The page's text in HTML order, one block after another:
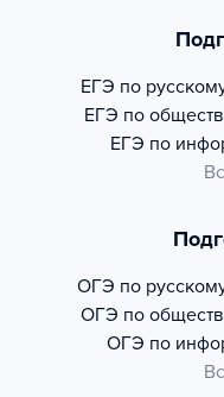
ЕГЭ по
ЕГЭ по
ЕГЭ по
ОГЭ по
ОГЭ по
ОГЭ по